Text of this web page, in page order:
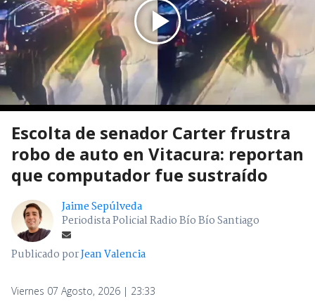
Escolta de senador Carter frustra
robo de auto en Vitacura: reportan
que computador fue sustraído
Jaime Sepúlveda
Periodista Policial Radio Bío Bío Santiago
Publicado porJean Valencia
Viernes 07 Agosto, 2026 | 23:33